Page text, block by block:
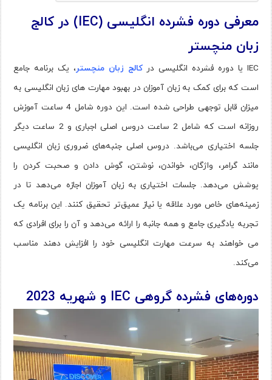
معرفی دوره فشرده انگلیسی (IEC) در کالج
زبان منچستر
IEC یا دوره فشرده انگلیسی در کالج زبان منچستر، یک برنامه جامع
است که برای کمک به زبان آموزان در بهبود مهارت های زبان انگلیسی به
میزان قابل توجهی طراحی شده است. این دوره شامل 4 ساعت آموزش
روزانه است که شامل 2 ساعت دروس اصلی اجباری و 2 ساعت دیگر
جلسه اختیاری می‌باشد. دروس اصلی جنبه‌های ضروری زبان انگلیسی
مانند گرامر، واژگان، خواندن، نوشتن، گوش دادن و صحبت کردن را
پوشش می‌دهد. جلسات اختیاری به زبان آموزان اجازه می‌دهد تا در
زمینه‌های خاص مورد علاقه یا نیاز عمیق‌تر تحقیق کنند. این برنامه یک
تجربه یادگیری جامع و همه جانبه را ارائه می‌دهد و آن را برای افرادی که
می خواهند به سرعت مهارت انگلیسی خود را افزایش دهند مناسب
می‌کند.
دوره‌های فشرده گروهی IEC و شهریه 2023